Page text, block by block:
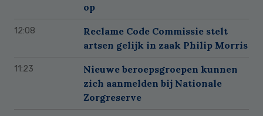
op
12:08
Reclame Code Commissie stelt
artsen gelijk in zaak Philip Morris
11:23
Nieuwe beroepsgroepen kunnen
zich aanmelden bij Nationale
Zorgreserve